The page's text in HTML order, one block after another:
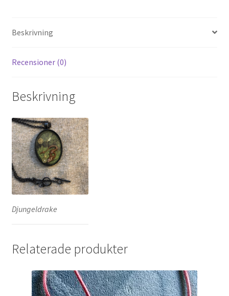
Beskrivning
Recensioner (0)
Beskrivning
Djungeldrake
Relaterade produkter